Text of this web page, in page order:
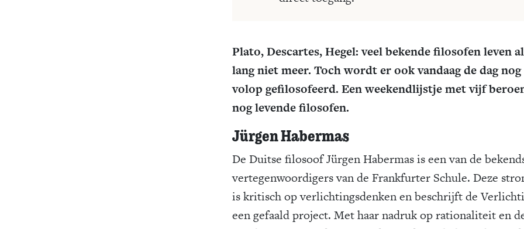
Plato, Descartes, Hegel: veel bekende filosofen leven
lang niet meer. Toch wordt er ook vandaag de dag nog
volop gefilosofeerd. Een weekendlijstje met vijf
nog levende filosofen.
Jürgen Habermas
De Duitse filosoof Jürgen Habermas is een van de
vertegenwoordigers van de Frankfurter Schule. Deze
is kritisch op verlichtingsdenken en beschrijft de
een gefaald project. Met haar nadruk op rationaliteit en